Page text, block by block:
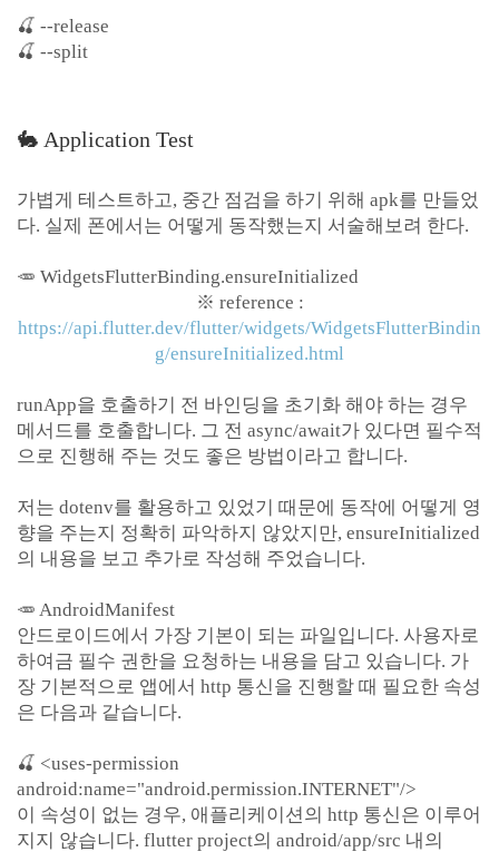
🍒 --release
🍒 --split
🐇 Application Test
가볍게 테스트하고, 중간 점검을 하기 위해 apk를 만들었
다. 실제 폰에서는 어떻게 동작했는지 서술해보려 한다.
🥕 WidgetsFlutterBinding.ensureInitialized
※ reference :
https://api.flutter.dev/flutter/widgets/WidgetsFlutterBindin
g/ensureInitialized.html
runApp을 호출하기 전 바인딩을 초기화 해야 하는 경우
메서드를 호출합니다. 그 전 async/await가 있다면 필수적
으로 진행해 주는 것도 좋은 방법이라고 합니다.
저는 dotenv를 활용하고 있었기 때문에 동작에 어떻게 영
향을 주는지 정확히 파악하지 않았지만, ensureInitialized
의 내용을 보고 추가로 작성해 주었습니다.
🥕 AndroidManifest
안드로이드에서 가장 기본이 되는 파일입니다. 사용자로
하여금 필수 권한을 요청하는 내용을 담고 있습니다. 가
장 기본적으로 앱에서 http 통신을 진행할 때 필요한 속성
은 다음과 같습니다.
🍒 <uses-permission
android:name="android.permission.INTERNET"/>
이 속성이 없는 경우, 애플리케이션의 http 통신은 이루어
지지 않습니다. flutter project의 android/app/src 내의